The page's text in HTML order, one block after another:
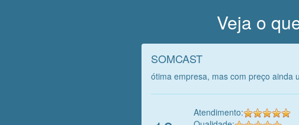
Veja o
SOMCAST
ótima empresa, mas com preço ainda
Atendimento: